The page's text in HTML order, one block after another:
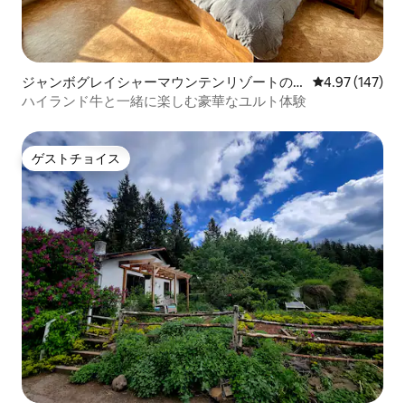
ジャンボグレイシャーマウンテンリゾートの
ユルト
レビュー147
4.97 (147)
ハイランド牛と一緒に楽しむ豪華なユルト体験
ゲストチョイス
ゲストチョイス